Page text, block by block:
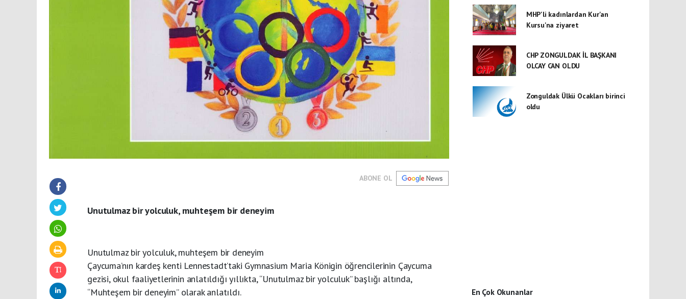
ABONE OL
Unutulmaz bir yolculuk, muhteşem bir deneyim
Unutulmaz bir yolculuk, muhteşem bir deneyim
Çaycuma’nın kardeş kenti Lennestadt’taki Gymnasium Maria Königin öğrencilerinin Çaycuma
gezisi, okul faaliyetlerinin anlatıldığı yıllıkta, “Unutulmaz bir yolculuk” başlığı altında,
“Muhteşem bir deneyim” olarak anlatıldı.
MHP'li kadınlardan Kur'an
Kursu'na ziyaret
CHP ZONGULDAK İL BAŞKANI
OLCAY CAN OLDU
Zonguldak Ülkü Ocakları birinci
oldu
En Çok Okunanlar